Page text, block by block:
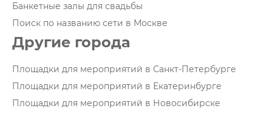
Банкетные залы для свадьбы
Поиск по названию сети в Москве
Другие города
Площадки для мероприятий в Санкт-Петербурге
Площадки для мероприятий в Екатеринбурге
Площадки для мероприятий в Новосибирске